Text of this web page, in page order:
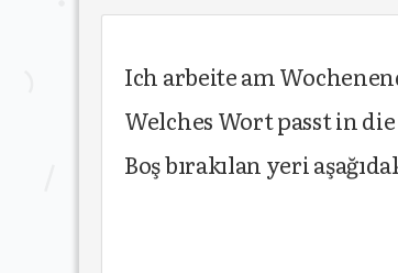
Ich arbeite am
Welches Wort passt in
Boş bırakılan yeri